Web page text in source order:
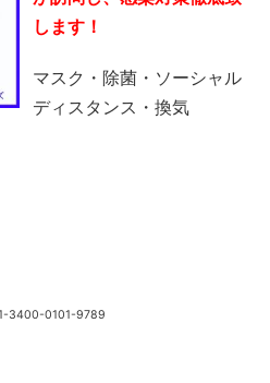
します！
マスク・除菌・ソーシャル
ディスタンス・換気
3400-0101-9789